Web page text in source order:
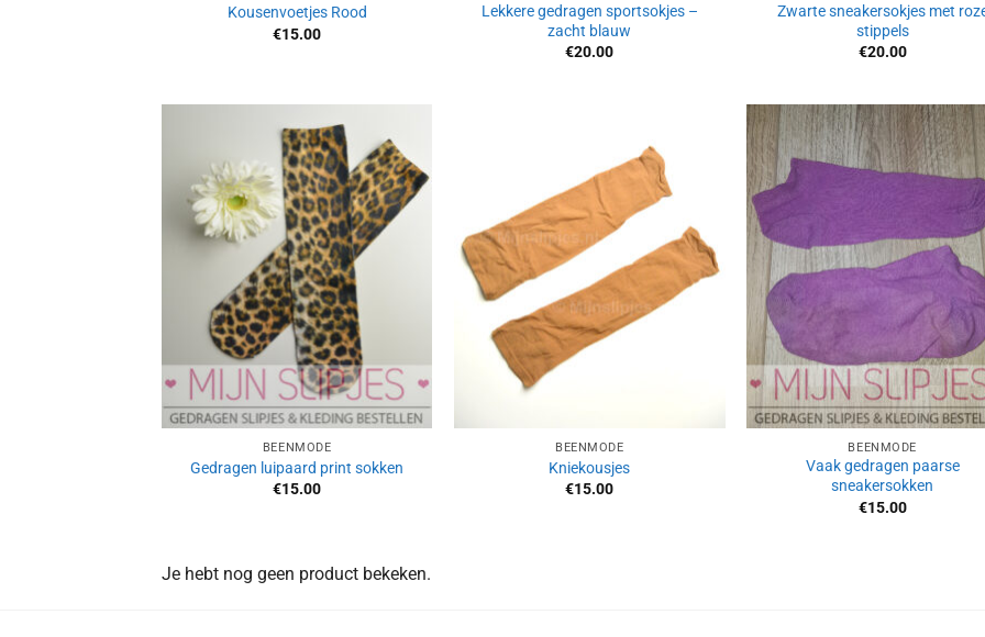
Kousenvoetjes Rood
€15.00
Lekkere gedragen sportsokjes –
zacht blauw
€20.00
Zwarte sneakersokjes met
stippels
€20.00
Aan
verlanglijst
toevoegen
BEENMODE
Gedragen luipaard print sokken
€15.00
Aan
verlanglijst
toevoegen
BEENMODE
Kniekousjes
€15.00
Aan
BEENMODE
Vaak gedragen paarse
sneakersokken
€15.00
Je hebt nog geen product bekeken.